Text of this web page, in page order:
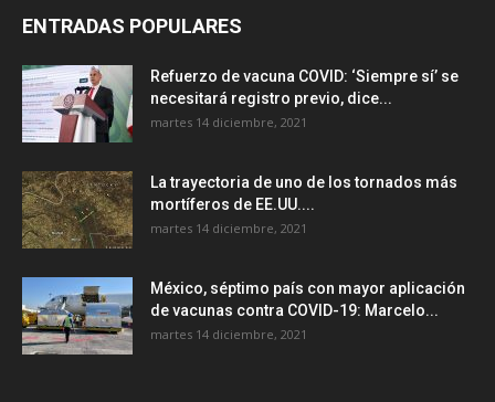
ENTRADAS POPULARES
Refuerzo de vacuna COVID: ‘Siempre sí’ se
necesitará registro previo, dice...
martes 14 diciembre, 2021
La trayectoria de uno de los tornados más
mortíferos de EE.UU....
martes 14 diciembre, 2021
México, séptimo país con mayor aplicación
de vacunas contra COVID-19: Marcelo...
martes 14 diciembre, 2021